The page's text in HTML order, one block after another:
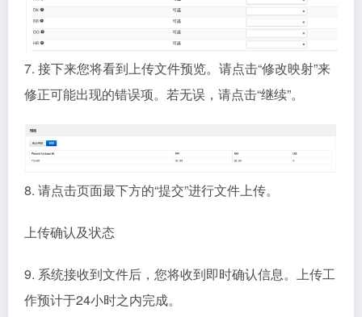
7. 接下来您将看到上传文件预览。请点击“修改映射”来
修正可能出现的错误项。若无误，请点击“继续”。
8. 请点击页面最下方的“提交”进行文件上传。
上传确认及状态
9. 系统接收到文件后，您将收到即时确认信息。上传工
作预计于24小时之内完成。